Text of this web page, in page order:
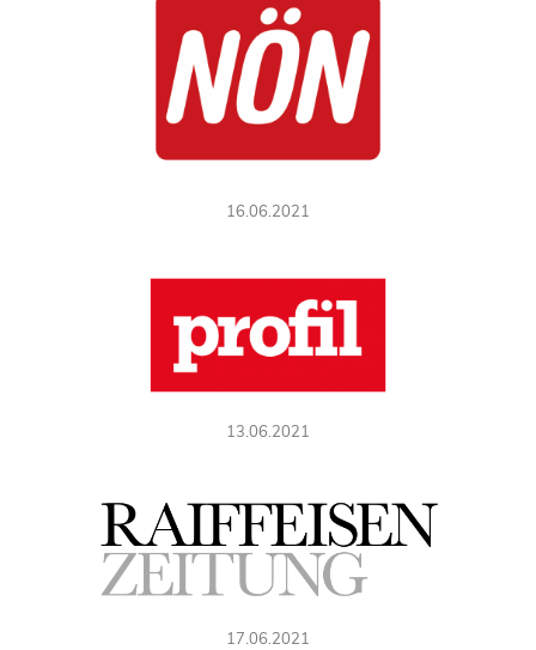
16.06.2021
13.06.2021
17.06.2021